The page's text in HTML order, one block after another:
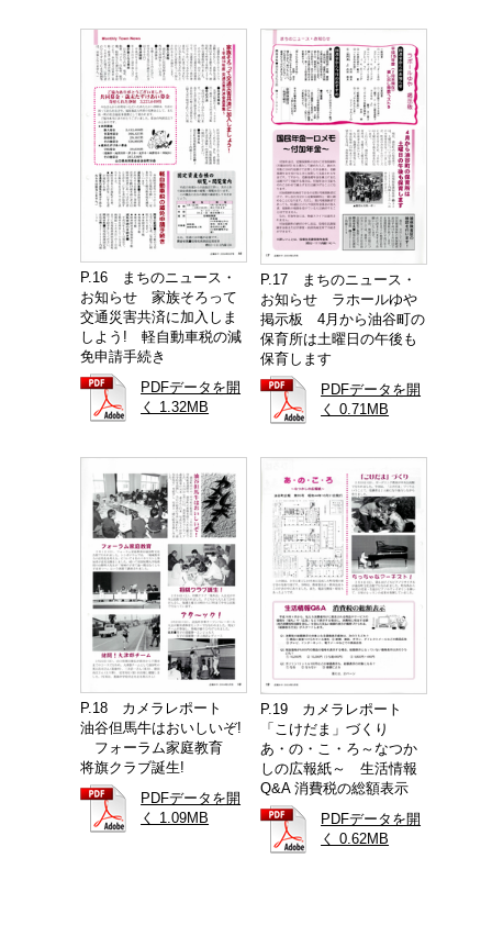
P.16 まちのニュース・
お知らせ 家族そろって
交通災害共済に加入しま
しよう! 軽自動車税の減
免申請手続き
PDFデータを開
く 1.32MB
P.17 まちのニュース・
お知らせ ラホールゆや
掲示板 4月から油谷町の
保育所は土曜日の午後も
保育します
PDFデータを開
く 0.71MB
P.18 カメラレポート
油谷但馬牛はおいしいぞ!
フォーラム家庭教育
将旗クラブ誕生!
PDFデータを開
く 1.09MB
P.19 カメラレポート
「こけだま」づくり
あ・の・こ・ろ～なつか
しの広報紙～ 生活情報
Q&A 消費税の総額表示
PDFデータを開
く 0.62MB